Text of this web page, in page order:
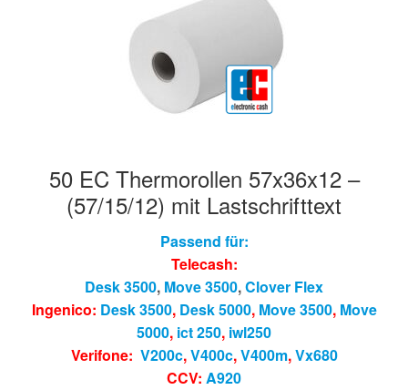
50 EC Thermorollen 57x36x12 –
(57/15/12) mit Lastschrifttext
Passend für:
Telecash:
Desk 3500, Move 3500,Clover Flex
Ingenico: Desk 3500, Desk 5000, Move 3500, Move
5000, ict 250, iwl250
Verifone: V200c,V400c,V400m,Vx680
CCV: A920